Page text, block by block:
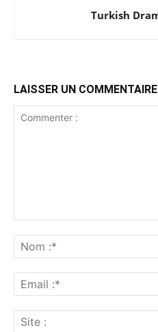
LAISSER UN COMMENTAIRE